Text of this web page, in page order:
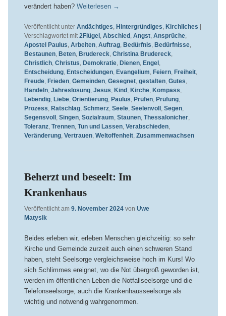
verändert haben? Weiterlesen →
Veröffentlicht unter Andächtiges, Hintergründiges, Kirchliches
Verschlagwortet mit 2Flügel , Abschied , Angst, Ansprüche,
Apostel Paulus, Arbeiten, Auftrag, Bedürfnis, Bedürfnisse,
Bestaunen, Beten, Brudereck, Christina Brudereck,
Christlich, Christus, Demokratie, Dienen, Engel ,
Entscheidung, Entscheidungen, Evangelium, Feiern, Freiheit,
Freude, Frieden, Gemeinden, Gesegnet, gestalten, Gutes,
Handeln, Jahreslosung, Jesus, Kind , Kirche, Kompass,
Lebendig, Liebe, Orientierung, Paulus, Prüfen, Prüfung,
Prozess, Ratschlag, Schmerz, Seele, Seelenvoll , Segen,
Segensvoll , Singen, Sozialraum, Staunen, Thessalonicher,
Toleranz, Trennen, Tun und Lassen, Verabschieden,
Veränderung, Vertrauen, Weltoffenheit, Zusammenwachsen
Beherzt und beseelt: Im
Krankenhaus
Veröffentlicht am 9. November 2024 von Uwe
Matysik
Beides erleben wir, erleben Menschen gleichzeitig: so sehr
Kirche und Gemeinde zurzeit auch einen schweren Stand
haben, steht Seelsorge vergleichsweise hoch im Kurs! Wo
sich Schlimmes ereignet, wo die Not übergroß geworden ist,
werden im öffentlichen Leben die Notfallseelsorge und die
Telefonseelsorge, auch die Krankenhausseelsorge als
wichtig und notwendig wahrgenommen.